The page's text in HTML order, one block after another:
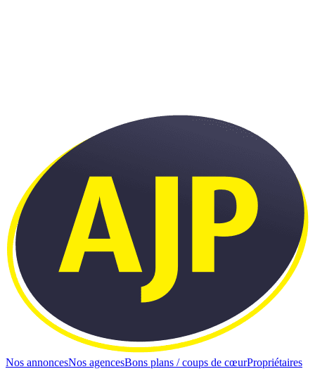
Nos annoncesNos agencesBons plans / coups de cœurPropriétaires